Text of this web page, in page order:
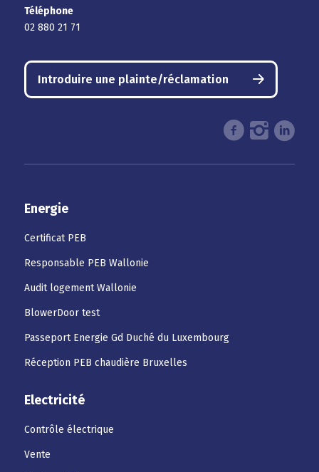
Téléphone
02 880 21 71
Introduire une plainte/réclamation
Energie
Certificat PEB
Responsable PEB Wallonie
Audit logement Wallonie
BlowerDoor test
Passeport Energie Gd Duché du Luxembourg
Réception PEB chaudière Bruxelles
Electricité
Contrôle électrique
Vente